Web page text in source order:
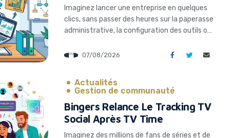
Imaginez lancer une entreprise en quelques
clics, sans passer des heures sur la paperasse
administrative, la configuration des outils ou
précisément ce que propose Naïve, une
façon dont les entrepreneurs et les
07/08/2026
Actualités
Gestion de communauté
Bingers Relance Le Tracking TV
Social Après TV Time
Imaginez des millions de fans de séries et de